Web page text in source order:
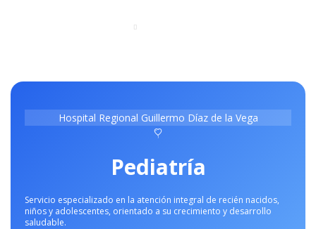
Hospital Regional Guillermo Díaz de la Vega
Pediatría
Servicio especializado en la atención integral de recién nacidos,
niños y adolescentes, orientado a su crecimiento y desarrollo
saludable.